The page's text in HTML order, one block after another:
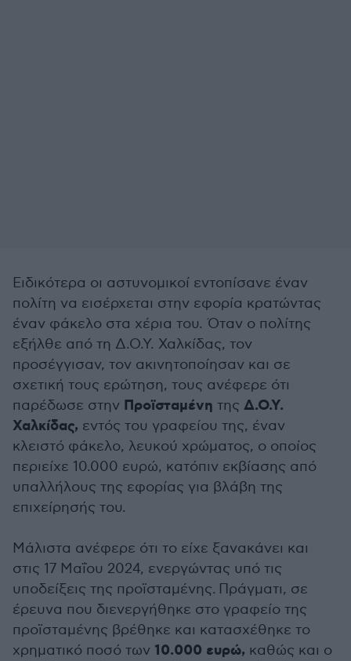
Ειδικότερα οι αστυνομικοί εντοπίσανε έναν
πολίτη να εισέρχεται στην εφορία κρατώντας
έναν φάκελο στα χέρια του. Όταν ο πολίτης
εξήλθε από τη Δ.Ο.Υ. Χαλκίδας, τον
προσέγγισαν, τον ακινητοποίησαν και σε
σχετική τους ερώτηση, τους ανέφερε ότι
παρέδωσε στην Προϊσταμένη της Δ.Ο.Υ.
Χαλκίδας, εντός του γραφείου της, έναν
κλειστό φάκελο, λευκού χρώματος, ο οποίος
περιείχε 10.000 ευρώ, κατόπιν εκβίασης από
υπαλλήλους της εφορίας για βλάβη της
επιχείρησής του.
Μάλιστα ανέφερε ότι το είχε ξανακάνει και
στις 17 Μαΐου 2024, ενεργώντας υπό τις
υποδείξεις της προϊσταμένης. Πράγματι, σε
έρευνα που διενεργήθηκε στο γραφείο της
προϊσταμένης βρέθηκε και κατασχέθηκε το
χρηματικό ποσό των 10.000 ευρώ, καθώς και ο